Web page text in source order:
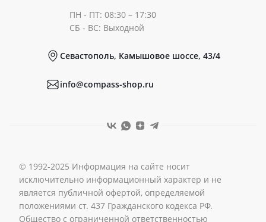
ПН - ПТ: 08:30 – 17:30
СБ - ВС: Выходной
Севастополь, Камышовое шоссе, 43/4
info@compass-shop.ru
© 1992-2025 Информация на сайте носит
исключительно информационный характер и не
является публичной офертой, определяемой
положениями ст. 437 Гражданского кодекса РФ.
Общество с ограниченной ответственностью